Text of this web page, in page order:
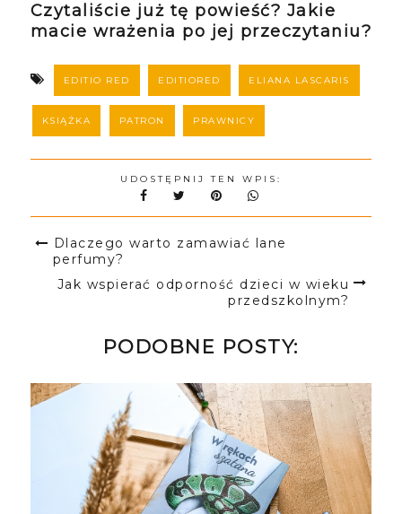
Czytaliście już tę powieść? Jakie
macie wrażenia po jej przeczytaniu?
EDITIO RED EDITIORED ELIANA LASCARIS
KSIĄŻKA PATRON PRAWNICY
UDOSTĘPNIJ TEN WPIS:
Dlaczego warto zamawiać lane
perfumy?
Jak wspierać odporność dzieci w wieku
przedszkolnym?
PODOBNE POSTY: